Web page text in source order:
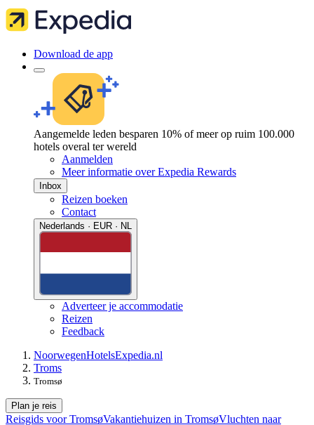
Download de app
Aangemelde leden besparen 10% of meer op ruim 100.000
hotels overal ter wereld
Aanmelden
Meer informatie over Expedia Rewards
Inbox
Reizen boeken
Contact
Nederlands · EUR · NL
Adverteer je accommodatie
Reizen
Feedback
NoorwegenHotelsExpedia.nl
Troms
Tromsø
Plan je reis
Reisgids voor TromsøVakantiehuizen in TromsøVluchten naar